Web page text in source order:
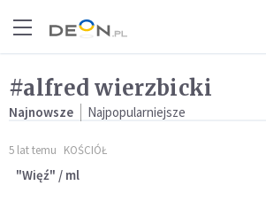
#alfred wierzbicki
Najnowsze Najpopularniejsze
5 lat temu KOŚCIÓŁ
"Więź" / ml